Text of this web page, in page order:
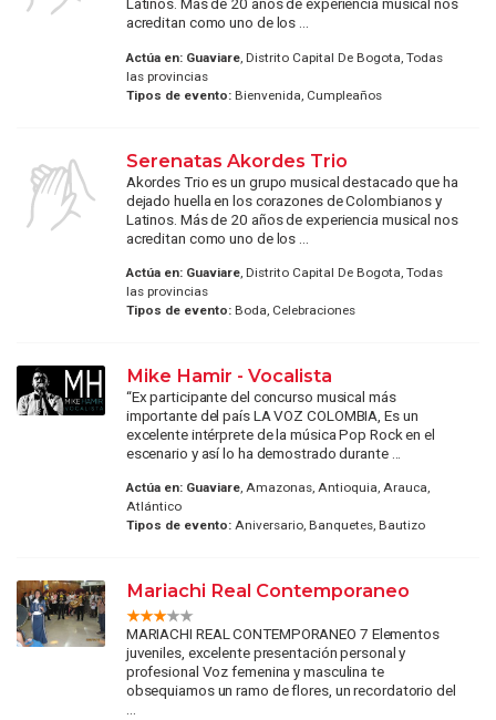
Latinos. Más de 20 años de experiencia musical nos
acreditan como uno de los ...
Actúa en: Guaviare, Distrito Capital De Bogota, Todas
las provincias
Tipos de evento:Bienvenida, Cumpleaños
Serenatas Akordes Trio
Akordes Trio es un grupo musical destacado que ha
dejado huella en los corazones de Colombianos y
Latinos. Más de 20 años de experiencia musical nos
acreditan como uno de los ...
Actúa en: Guaviare, Distrito Capital De Bogota, Todas
las provincias
Tipos de evento:Boda, Celebraciones
Mike Hamir - Vocalista
“Ex participante del concurso musical más
importante del país LA VOZ COLOMBIA, Es un
excelente intérprete de la música Pop Rock en el
escenario y así lo ha demostrado durante ...
Actúa en: Guaviare, Amazonas, Antioquia, Arauca,
Atlántico
Tipos de evento:Aniversario, Banquetes, Bautizo
Mariachi Real Contemporaneo
MARIACHI REAL CONTEMPORANEO 7 Elementos
juveniles, excelente presentación personal y
profesional Voz femenina y masculina te
obsequiamos un ramo de flores, un recordatorio del
...